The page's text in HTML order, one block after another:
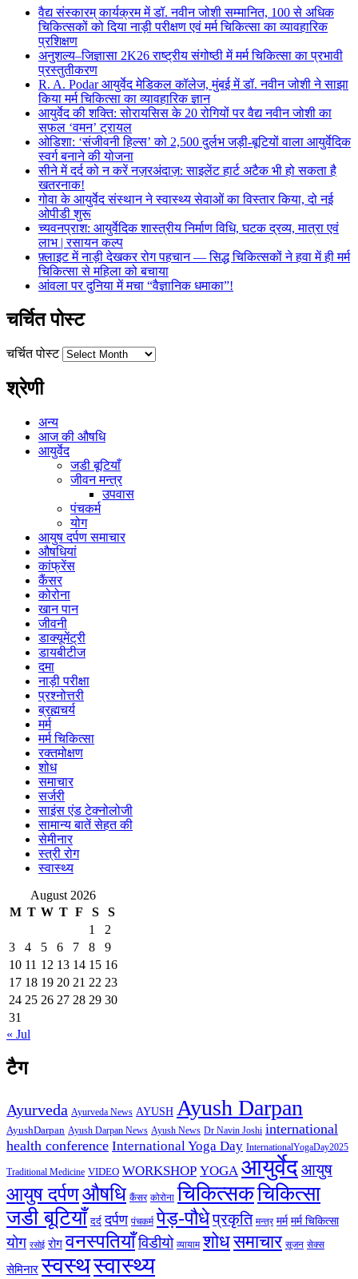
वैद्य संस्कारम् कार्यक्रम में डॉ. नवीन जोशी सम्मानित, 100 से अधिक
चिकित्सकों को दिया नाड़ी परीक्षण एवं मर्म चिकित्सा का व्यावहारिक
प्रशिक्षण
अनुशल्य–जिज्ञासा 2K26 राष्ट्रीय संगोष्ठी में मर्म चिकित्सा का प्रभावी
प्रस्तुतीकरण
R. A. Podar आयुर्वेद मेडिकल कॉलेज, मुंबई में डॉ. नवीन जोशी ने साझा
किया मर्म चिकित्सा का व्यावहारिक ज्ञान
आयुर्वेद की शक्ति: सोरायसिस के 20 रोगियों पर वैद्य नवीन जोशी का
सफल ‘वमन’ ट्रायल
ओडिशा: ‘संजीवनी हिल्स’ को 2,500 दुर्लभ जड़ी-बूटियों वाला आयुर्वेदिक
स्वर्ग बनाने की योजना
सीने में दर्द को न करें नज़रअंदाज़: साइलेंट हार्ट अटैक भी हो सकता है
खतरनाक!
गोवा के आयुर्वेद संस्थान ने स्वास्थ्य सेवाओं का विस्तार किया, दो नई
ओपीडी शुरू
च्यवनप्राश: आयुर्वेदिक शास्त्रीय निर्माण विधि, घटक द्रव्य, मात्रा एवं
लाभ | रसायन कल्प
फ़्लाइट में नाड़ी देखकर रोग पहचान — सिद्ध चिकित्सकों ने हवा में ही मर्म
चिकित्सा से महिला को बचाया
आंवला पर दुनिया में मचा “वैज्ञानिक धमाका”!
चर्चित पोस्ट
चर्चित पोस्ट
श्रेणी
अन्य
आज की औषधि
आयुर्वेद
जडी बूटियाँ
जीवन मन्त्र
उपवास
पंचकर्म
योग
आयुष दर्पण समाचार
औषधियां
कांफ्रेंस
कैंसर
कोरोना
खान पान
जीवनी
डाक्यूमेंट्री
डायबीटीज
दमा
नाड़ी परीक्षा
प्रश्नोत्तरी
ब्रह्मचर्य
मर्म
मर्म चिकित्सा
रक्तमोक्षण
शोध
समाचार
सर्जरी
साइंस एंड टेक्नोलोजी
सामान्य बातें सेहत की
सेमीनार
स्त्री रोग
स्वास्थ्य
August 2026
M T W T F S
S
1
2
3
4 5 6 7 8
9
10 11 12 13 14 15 16
17 18 19 20 21 22 23
24 25 26 27 28 29 30
31
« Jul
टैग
Ayurveda Ayurveda News AYUSH Ayush Darpan
AyushDarpan Ayush Darpan News Ayush News Dr Navin Joshi international
health conference International Yoga Day InternationalYogaDay2025
Traditional Medicine VIDEO WORKSHOP YOGA आयुर्वेदआयुष
आयुष दर्पणऔषधि कैंसर कोरोना चिकित्सकचिकित्सा
जडी बूटियाँ दर्द दर्पण पंचकर्म पेड़-पौधेप्रकृति मन्त्र मर्म मर्म चिकित्सा
योग रसोई रोग वनस्पतियाँविडीयो व्यायाम शोधसमाचार सूजन सेक्स
सेमिनार स्वस्थस्वास्थ्य